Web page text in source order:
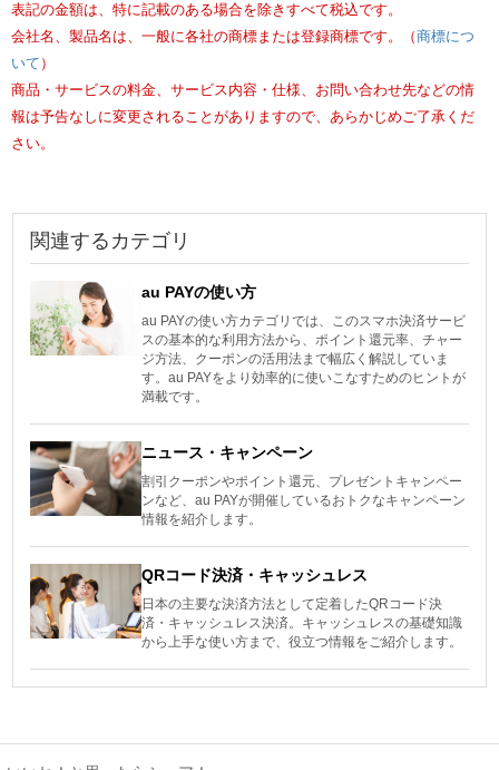
表記の金額は、特に記載のある場合を除きすべて税込です。
会社名、製品名は、一般に各社の商標または登録商標です。（ 商標につ
いて ）
商品・サービスの料金、サービス内容・仕様、お問い合わせ先などの情
報は予告なしに変更されることがありますので、あらかじめご了承くだ
さい。
関連するカテゴリ
au PAYの使い方
au PAYの使い方カテゴリでは、このスマホ決済サービ
スの基本的な利用方法から、ポイント還元率、チャー
ジ方法、クーポンの活用法まで幅広く解説していま
す。au PAYをより効率的に使いこなすためのヒントが
満載です。
ニュース・キャンペーン
割引クーポンやポイント還元、プレゼントキャンペー
ンなど、au PAYが開催しているおトクなキャンペーン
情報を紹介します。
QRコード決済・キャッシュレス
日本の主要な決済方法として定着したQRコード決
済・キャッシュレス決済。キャッシュレスの基礎知識
から上手な使い方まで、役立つ情報をご紹介します。